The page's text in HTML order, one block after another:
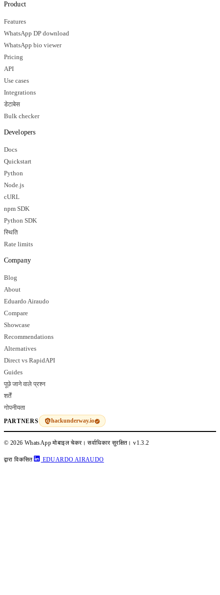
Product
Features
WhatsApp DP download
WhatsApp bio viewer
Pricing
API
Use cases
Integrations
डेटाबेस
Bulk checker
Developers
Docs
Quickstart
Python
Node.js
cURL
npm SDK
Python SDK
स्थिति
Rate limits
Company
Blog
About
Eduardo Airaudo
Compare
Showcase
Recommendations
Alternatives
Direct vs RapidAPI
Guides
पूछे जाने वाले प्रश्न
शर्तें
गोपनीयता
PARTNERS hackunderway.io
© 2026 WhatsApp मोबाइल चेकर। सर्वाधिकार सुरक्षित।v1.3.2
द्वारा विकसित EDUARDO AIRAUDO